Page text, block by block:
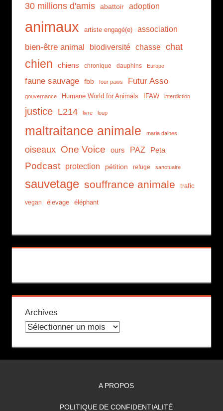
30 millions d'amis abattoir adoption
animaux artiste engagé(e) association
bien-être animal biodiversité chasse chat
chien chiens chronique dauphins Europe
faune sauvage fbb four paws Futur Asso
gouvernance Humane World for Animals IFAW interdiction
justice L214 livre loup
maltraitance animale maria daines
oiseaux One Voice ours PAZ Peta
Podcast protection pétition refuge sanctuaire
sauvetage souffrance animale trafic
vegan élevage éléphant
Archives
A PROPOS
POLITIQUE DE CONFIDENTIALITÉ